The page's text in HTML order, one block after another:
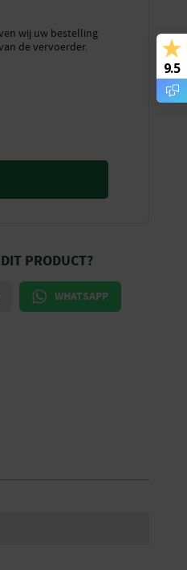
wij uw bestelling
de vervoerder.
PRODUCT?
WHATSAPP
9.5